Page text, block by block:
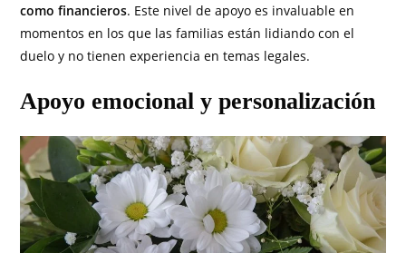
como financieros. Este nivel de apoyo es invaluable en
momentos en los que las familias están lidiando con el
duelo y no tienen experiencia en temas legales.
Apoyo emocional y personalización